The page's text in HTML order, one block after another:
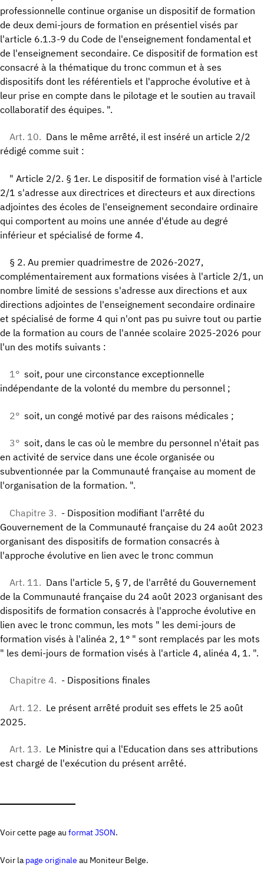
professionnelle continue organise un dispositif de formation
de deux demi-jours de formation en présentiel visés par
l'article 6.1.3-9 du Code de l'enseignement fondamental et
de l'enseignement secondaire. Ce dispositif de formation est
consacré à la thématique du tronc commun et à ses
dispositifs dont les référentiels et l'approche évolutive et à
leur prise en compte dans le pilotage et le soutien au travail
collaboratif des équipes. ".
Art. 10. Dans le même arrêté, il est inséré un article 2/2
rédigé comme suit :
" Article 2/2. § 1er. Le dispositif de formation visé à l'article
2/1 s'adresse aux directrices et directeurs et aux directions
adjointes des écoles de l'enseignement secondaire ordinaire
qui comportent au moins une année d'étude au degré
inférieur et spécialisé de forme 4.
§ 2. Au premier quadrimestre de 2026-2027,
complémentairement aux formations visées à l'article 2/1, un
nombre limité de sessions s'adresse aux directions et aux
directions adjointes de l'enseignement secondaire ordinaire
et spécialisé de forme 4 qui n'ont pas pu suivre tout ou partie
de la formation au cours de l'année scolaire 2025-2026 pour
l'un des motifs suivants :
1° soit, pour une circonstance exceptionnelle
indépendante de la volonté du membre du personnel ;
2° soit, un congé motivé par des raisons médicales ;
3° soit, dans le cas où le membre du personnel n'était pas
en activité de service dans une école organisée ou
subventionnée par la Communauté française au moment de
l'organisation de la formation. ".
Chapitre 3. - Disposition modifiant l'arrêté du
Gouvernement de la Communauté française du 24 août 2023
organisant des dispositifs de formation consacrés à
l'approche évolutive en lien avec le tronc commun
Art. 11. Dans l'article 5, § 7, de l'arrêté du Gouvernement
de la Communauté française du 24 août 2023 organisant des
dispositifs de formation consacrés à l'approche évolutive en
lien avec le tronc commun, les mots " les demi-jours de
formation visés à l'alinéa 2, 1° " sont remplacés par les mots
" les demi-jours de formation visés à l'article 4, alinéa 4, 1. ".
Chapitre 4. - Dispositions finales
Art. 12. Le présent arrêté produit ses effets le 25 août
2025.
Art. 13. Le Ministre qui a l'Education dans ses attributions
est chargé de l'exécution du présent arrêté.
Voir cette page au format JSON.
Voir la page originale au Moniteur Belge.